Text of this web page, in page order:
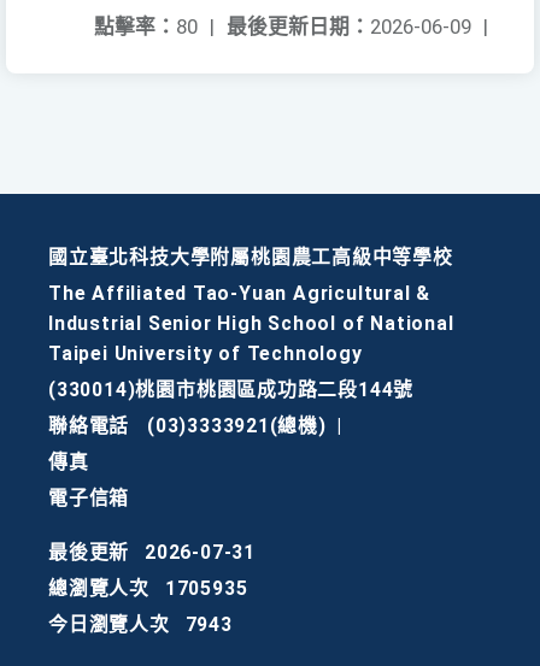
最後更新日期： 2026-06-09 |
點擊率： 80 |
國立臺北科技大學附屬桃園農工高級中等學校
The Affiliated Tao-Yuan Agricultural &
Industrial Senior High School of National
Taipei University of Technology
(330014)桃園市桃園區成功路二段144號
聯絡電話
(03)3333921(總機)
傳真
電子信箱
最後更新
2026-07-31
總瀏覽人次
1705935
今日瀏覽人次
7943